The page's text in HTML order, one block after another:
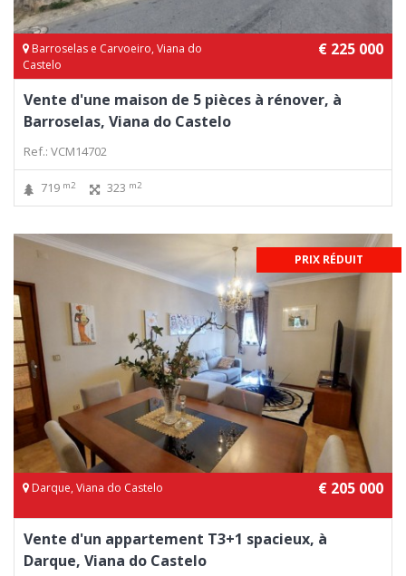
Barroselas e Carvoeiro, Viana do
Castelo
€ 225 000
Vente d'une maison de 5 pièces à rénover, à
Barroselas, Viana do Castelo
Ref.: VCM14702
719 m2 323 m2
PRIX RÉDUIT
Darque, Viana do Castelo € 205 000
Vente d'un appartement T3+1 spacieux, à
Darque, Viana do Castelo